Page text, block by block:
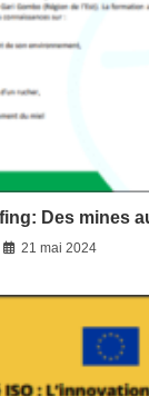
Des mines
21 mai 2024